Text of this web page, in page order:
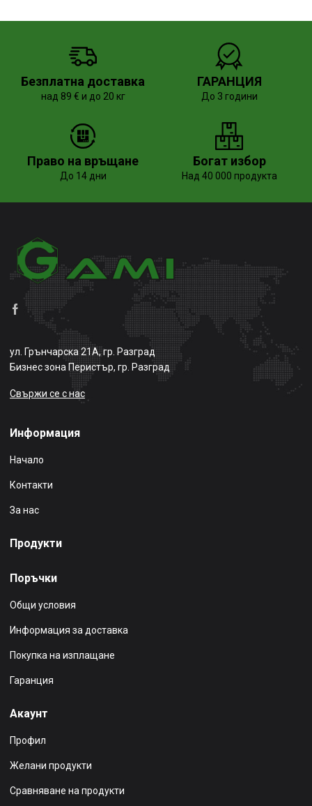
Безплатна доставка
над 89 € и до 20 кг
ГАРАНЦИЯ
До 3 години
Право на връщане
До 14 дни
Богат избор
Над 40 000 продукта
ул. Грънчарска 21А, гр. Разград
Бизнес зона Перистър, гр. Разград
Свържи се с нас
Информация
Начало
Контакти
За нас
Продукти
Поръчки
Общи условия
Информация за доставка
Покупка на изплащане
Гаранция
Акаунт
Профил
Желани продукти
Сравняване на продукти